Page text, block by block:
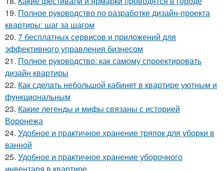
19. Полное руководство по разработке дизайн-проекта
квартиры: шаг за шагом
20. 7 бесплатных сервисов и приложений для
эффективного управления бизнесом
21. Полное руководство: как самому спроектировать
дизайн квартиры
22. Как сделать небольшой кабинет в квартире уютным и
функциональным
23. Какие легенды и мифы связаны с историей
Воронежа
24. Удобное и практичное хранение тряпок для уборки в
ванной
25. Удобное и практичное хранение уборочного